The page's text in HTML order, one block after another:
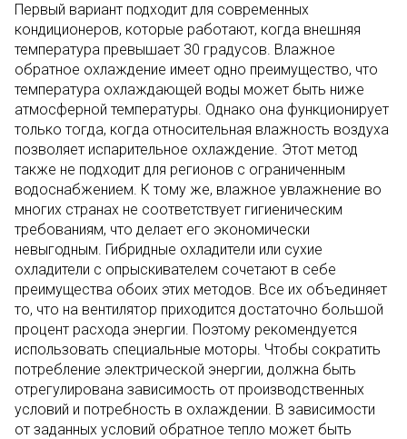
Первый вариант подходит для современных
кондиционеров, которые работают, когда внешняя
температура превышает 30 градусов. Влажное
обратное охлаждение имеет одно преимущество, что
температура охлаждающей воды может быть ниже
атмосферной температуры. Однако она функционирует
только тогда, когда относительная влажность воздуха
позволяет испарительное охлаждение. Этот метод
также не подходит для регионов с ограниченным
водоснабжением. К тому же, влажное увлажнение во
многих странах не соответствует гигиеническим
требованиям, что делает его экономически
невыгодным. Гибридные охладители или сухие
охладители с опрыскивателем сочетают в себе
преимущества обоих этих методов. Все их объединяет
то, что на вентилятор приходится достаточно большой
процент расхода энергии. Поэтому рекомендуется
использовать специальные моторы. Чтобы сократить
потребление электрической энергии, должна быть
отрегулирована зависимость от производственных
условий и потребность в охлаждении. В зависимости
от заданных условий обратное тепло может быть